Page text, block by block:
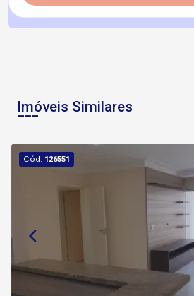
Imóveis Similares
Cód. 126551